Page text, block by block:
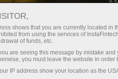
PERTANDINGAN RATU
CANTIK
shows that you are currently located in
from using the services of
of funds, etc.
are seeing this message by mistake
you must leave the website in
IP address show your location as the